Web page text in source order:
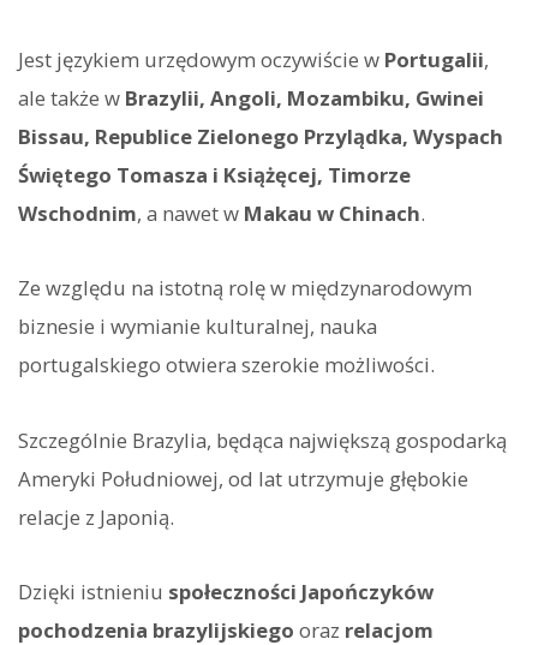
Jest językiem urzędowym oczywiście w Portugalii,
ale także w Brazylii, Angoli, Mozambiku, Gwinei
Bissau, Republice Zielonego Przylądka, Wyspach
Świętego Tomasza i Książęcej, Timorze
Wschodnim, a nawet w Makau w Chinach.
Ze względu na istotną rolę w międzynarodowym
biznesie i wymianie kulturalnej, nauka
portugalskiego otwiera szerokie możliwości.
Szczególnie Brazylia, będąca największą gospodarką
Ameryki Południowej, od lat utrzymuje głębokie
relacje z Japonią.
Dzięki istnieniu społeczności Japończyków
pochodzenia brazylijskiego oraz relacjom